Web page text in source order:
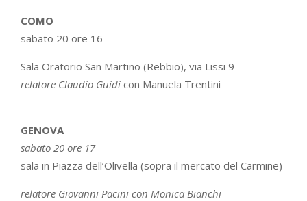
COMO
sabato 20 ore 16
Sala Oratorio San Martino (Rebbio), via Lissi 9
relatore Claudio Guidi con Manuela Trentini
GENOVA
sabato 20 ore 17
sala in Piazza dell’Olivella (sopra il mercato del Carmine)
relatore Giovanni Pacini con Monica Bianchi